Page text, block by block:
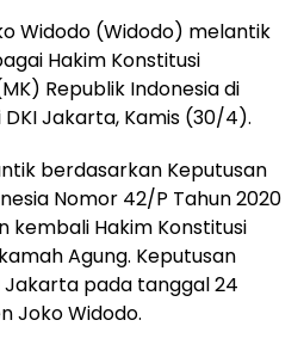
Widodo (Widodo) melantik
Hakim Konstitusi
Republik Indonesia di
Jakarta, Kamis (30/4).
berdasarkan Keputusan
Nomor 42/P Tahun 2020
Hakim Konstitusi
Agung. Keputusan
pada tanggal 24
Joko Widodo.